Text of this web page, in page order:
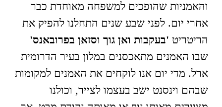
והאמניות שהופכים למשפחה מאוחדת כבר
אחרי יום. לפני שבע שנים התחלנו להפיק את
הריטריט 'בעקבות ואן גוך וסזאן בפרובאנס'
שבו האמנים מתאכסנים במלון בעיר הדרומית
ארל. מדי יום אנו לוקחים את האמנים למקומות
שבהם וינסנט ישב בעצמו לצייר, וכולנו